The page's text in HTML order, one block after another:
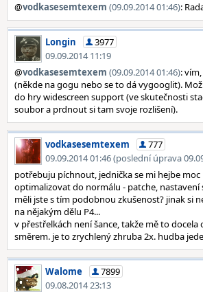
@vodkasesemtexem (09.09.2014 01:46):
Longin
3977
09.09.2014 11:19
@vodkasesemtexem (09.09.2014 01:46):
(někde na gogu nebo se to dá vygooglit).
do hry widescreen support (ve skutečnosti
soubor a prdnout si tam svoje rozlišení).
vodkasesemtexem
777
09.09.2014 01:46 (poslední úprava
potřebuju píchnout, jednička se mi hejbe
optimalizovat do normálu - patche, nastavení
měli jste s tím podobnou zkušenost? jinak si
na nějakým dělu P4...
v přestřelkách není šance, takže mě to
směrem. je to zrychlený zhruba 2x. hudba
Walome
7899
09.08.2014 23:13